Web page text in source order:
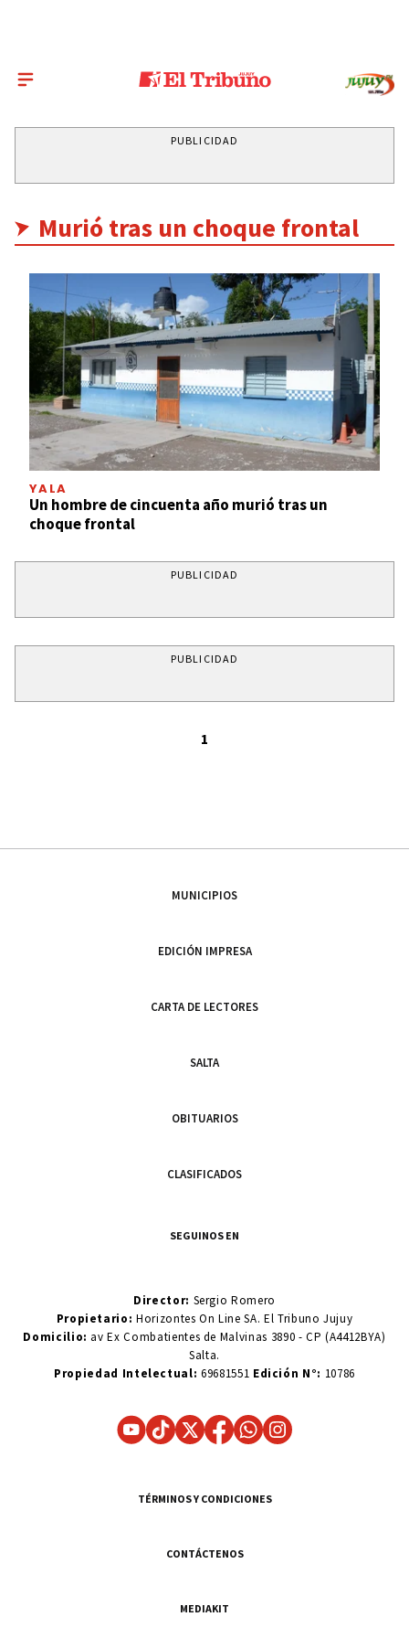
PUBLICIDAD
Murió tras un choque frontal
YALA
Un hombre de cincuenta año murió tras un
choque frontal
PUBLICIDAD
PUBLICIDAD
1
MUNICIPIOS
EDICIÓN IMPRESA
CARTA DE LECTORES
SALTA
OBITUARIOS
CLASIFICADOS
SEGUINOS EN
Director: Sergio Romero
Propietario:Horizontes On Line SA. El Tribuno Jujuy
Domicilio: av Ex Combatientes de Malvinas 3890 - CP (A4412BYA)
Salta.
Propiedad Intelectual: 69681551 Edición N°: 10786
TÉRMINOS Y CONDICIONES
CONTÁCTENOS
MEDIAKIT